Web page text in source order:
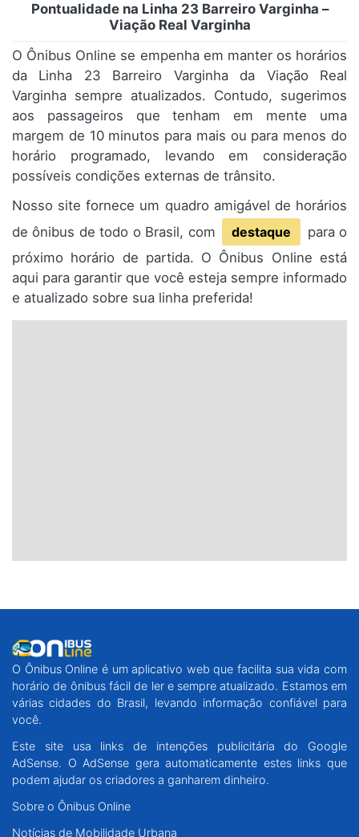
Pontualidade na Linha 23 Barreiro Varginha –
Viação Real Varginha
O Ônibus Online se empenha em manter os horários
da Linha 23 Barreiro Varginha da Viação Real
Varginha sempre atualizados. Contudo, sugerimos
aos passageiros que tenham em mente uma
margem de 10 minutos para mais ou para menos do
horário programado, levando em consideração
possíveis condições externas de trânsito.
Nosso site fornece um quadro amigável de horários
de ônibus de todo o Brasil, com
destaque
para o
próximo horário de partida. O Ônibus Online está
aqui para garantir que você esteja sempre informado
e atualizado sobre sua linha preferida!
O Ônibus Online é um aplicativo web que facilita sua vida com
horário de ônibus fácil de ler e sempre atualizado. Estamos em
várias cidades do Brasil, levando informação confiável para
você.
Este site usa links de intenções publicitária do Google
AdSense. O AdSense gera automaticamente estes links que
podem ajudar os criadores a ganharem dinheiro.
Sobre o Ônibus Online
Notícias de Mobilidade Urbana